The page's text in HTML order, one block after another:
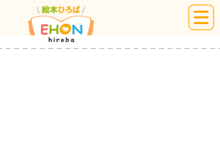
絵本ひろば